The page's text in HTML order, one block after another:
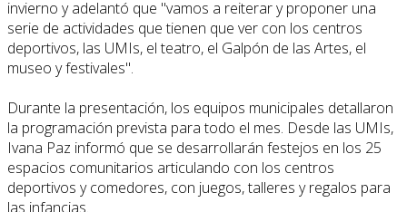
invierno y adelantó que "vamos a reiterar y proponer una
serie de actividades que tienen que ver con los centros
deportivos, las UMIs, el teatro, el Galpón de las Artes, el
museo y festivales".
Durante la presentación, los equipos municipales detallaron
la programación prevista para todo el mes. Desde las UMIs,
Ivana Paz informó que se desarrollarán festejos en los 25
espacios comunitarios articulando con los centros
deportivos y comedores, con juegos, talleres y regalos para
las infancias.